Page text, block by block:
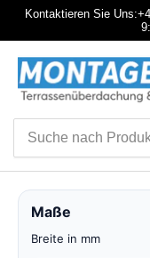
Kontaktieren Sie
Produkten